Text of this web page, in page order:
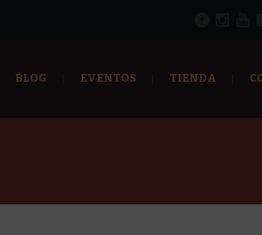
BLOG EVENTOS TIENDA